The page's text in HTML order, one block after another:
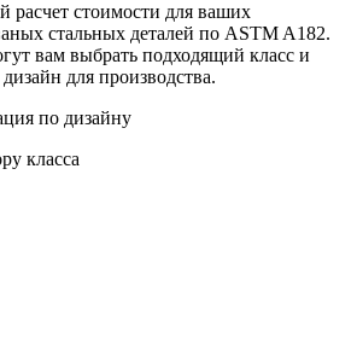
расчет стоимости для ваших
стальных деталей по ASTM A182.
вам выбрать подходящий класс и
для производства.
по дизайну
класса